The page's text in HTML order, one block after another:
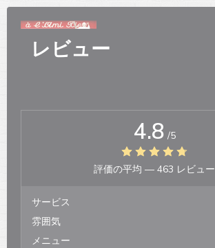
クッキー利用の管理について
レビュー
4.8 /5
評価の平均 — 463 レビュー
サービス
雰囲気
メニュー